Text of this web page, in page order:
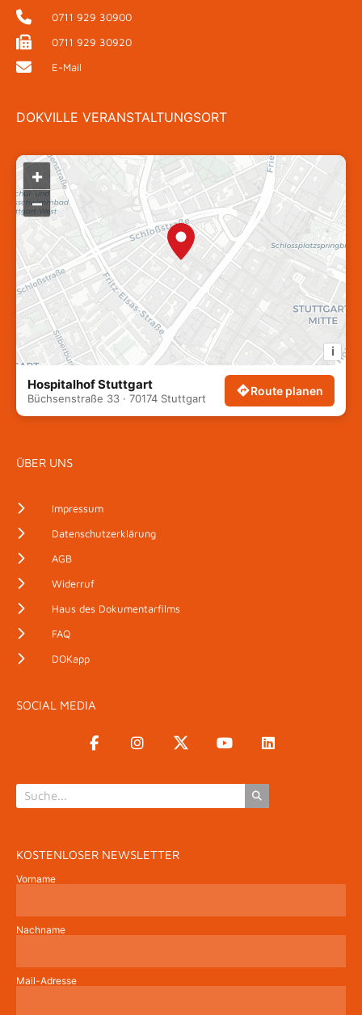
0711 929 30900
0711 929 30920
E-Mail
DOKVILLE VERANSTALTUNGSORT
+
–
i
Hospitalhof Stuttgart
Büchsenstraße 33 · 70174 Stuttgart
Route planen
ÜBER UNS
Impressum
Datenschutzerklärung
AGB
Widerruf
Haus des Dokumentarfilms
FAQ
DOKapp
SOCIAL MEDIA
KOSTENLOSER NEWSLETTER
Vorname
Nachname
Mail-Adresse